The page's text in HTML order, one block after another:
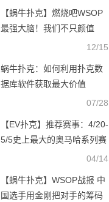
【蜗牛扑克】燃烧吧WSOP
最强大脑！我们不只颜值
高，更是智商高！BIG50涌
12/15
蜗牛扑克：如何利用扑克数
据库软件获取最大价值
07/28
【EV扑克】推荐赛事：4/20-
5/5史上最大的奥马哈系列赛
04/14
【蜗牛扑克】WSOP战报 中
国选手用金刚把对手的筹码